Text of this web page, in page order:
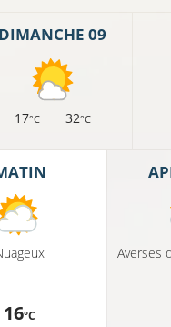
DIMANCHE 09
17°C 32°C
16°C
Averses
14°C